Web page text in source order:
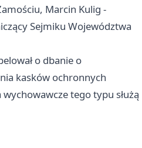
Marcin Kulig -
Sejmiku Województwa
o dbanie o
kasków ochronnych
tego typu służą